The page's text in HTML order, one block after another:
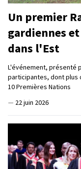
Un premier
gardiennes
dans l'Est
L'événement, présenté
participantes, dont plus
10 Premières Nations
— 22 juin 2026